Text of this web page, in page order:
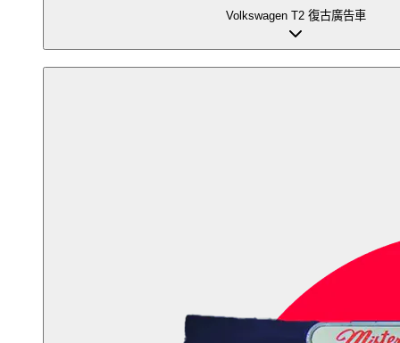
Volkswagen T2 復古廣告車